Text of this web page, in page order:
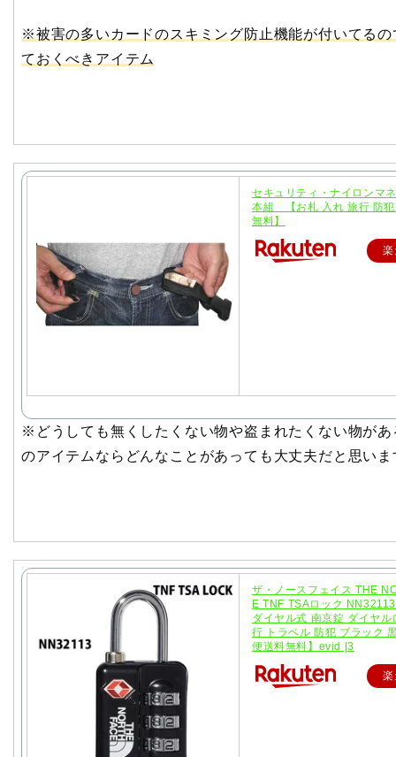
※被害の多いカードのスキミング防止機能が付いてるの
ておくべきアイテム
セキュリティ・ナイロンマ
本組 【お札 入れ 旅行 防犯
無料】
※どうしても無くしたくない物や盗まれたくない物があ
のアイテムならどんなことがあっても大丈夫だと思いま
ザ・ノースフェイス THE
E TNF TSAロック
ダイヤル式 南京錠 ダイヤル
行 トラベル 防犯 ブラック
便送料無料】evid |3